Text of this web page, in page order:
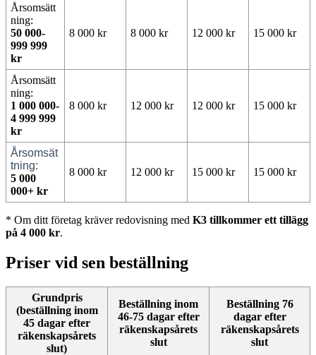
Årsomsätt
ning:
50 000-
999 999
kr
8 000 kr 8 000 kr 12 000 kr 15 000 kr
Årsomsätt
ning:
1 000 000-
4 999 999
kr
8 000 kr 12 000 kr 12 000 kr 15 000 kr
Årsomsät
tning:
5 000
000+ kr
8 000 kr 12 000 kr 15 000 kr 15 000 kr
* Om ditt företag kräver redovisning med K3 tillkommer ett tillägg
på 4 000 kr.
Priser vid sen beställning
Grundpris
(beställning inom
45 dagar efter
räkenskapsårets
slut)
Beställning inom
46-75 dagar efter
räkenskapsårets
slut
Beställning 76
dagar efter
räkenskapsårets
slut